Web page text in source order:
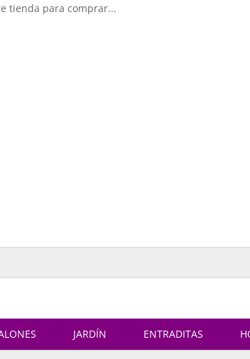
tienda para comprar...
JARDÍN ENTRADITAS